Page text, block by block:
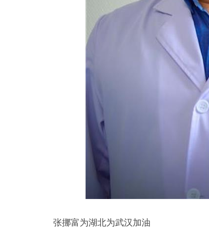
张挪富为湖北为武汉加油